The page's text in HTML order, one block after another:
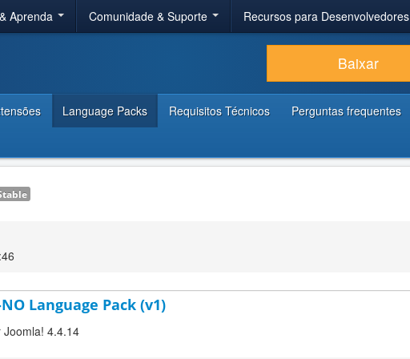
Aprenda Comunidade & Suporte Recursos para Desenvolvedores
Baixar
Language Packs Requisitos Técnicos Perguntas frequentes
Language Pack (v1)
Joomla! 4.4.14